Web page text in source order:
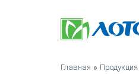
Главная » Продукция